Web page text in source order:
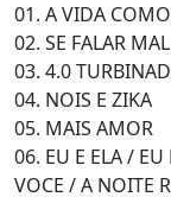
01. A VIDA
02. SE FALAR
03. 4.0
04. NOIS E ZIKA
05. MAIS AMOR
06. EU E ELA /
VOCE / A NOITE